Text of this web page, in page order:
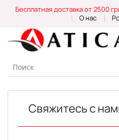
Content
Бесплатная доставка от 2500
О нас
Свяжитесь с